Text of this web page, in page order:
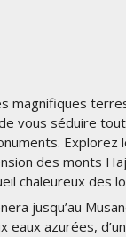
magnifiques
vous séduire
des monts
chaleureux des
jusqu’au
eaux azurées,